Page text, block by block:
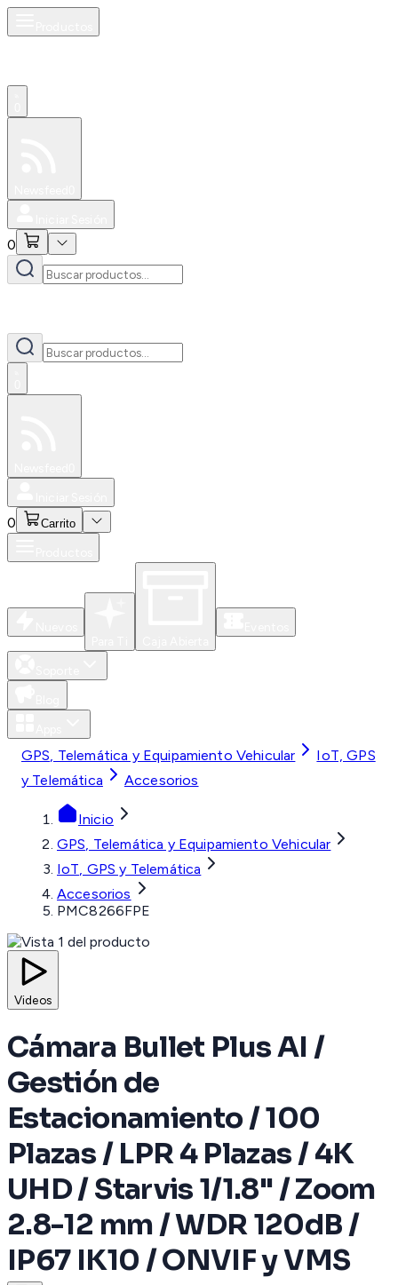
0
0 Carrito
GPS, Telemática y Equipamiento Vehicular
IoT, GPS
y Telemática
Accesorios
Inicio
GPS, Telemática y Equipamiento Vehicular
IoT, GPS y Telemática
Accesorios
PMC8266FPE
Videos
Cámara Bullet Plus AI /
Gestión de
Estacionamiento / 100
Plazas / LPR 4 Plazas / 4K
UHD / Starvis 1/1.8" / Zoom
2.8-12 mm / WDR 120dB /
IP67 IK10 / ONVIF y VMS